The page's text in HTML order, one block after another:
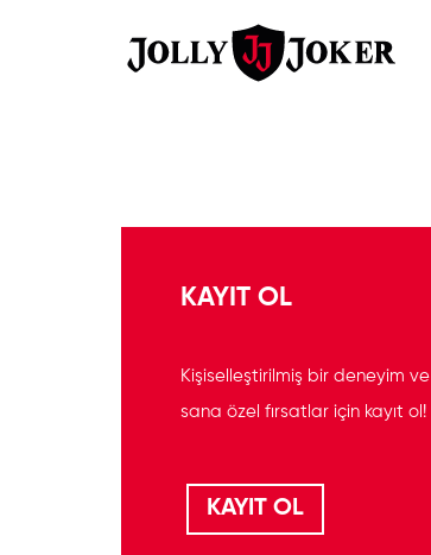
KAYIT OL
Kişiselleştirilmiş bir deneyim ve
sana özel fırsatlar için kayıt ol!
KAYIT OL